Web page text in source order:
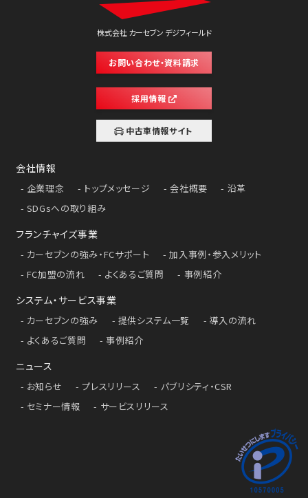
株式会社 カーセブン デジフィールド
お問い合わせ・資料請求
採用情報
中古車情報サイト
会社情報
企業理念 トップメッセージ 会社概要
沿革
SDGsへの取り組み
フランチャイズ事業
カーセブンの強み・FCサポート
加入事例・参入メリット
FC加盟の流れ
よくあるご質問 事例紹介
システム・サービス事業
カーセブンの強み 提供システム一覧
導入の流れ
よくあるご質問
事例紹介
ニュース
お知らせ プレスリリース
パブリシティ・CSR
セミナー情報
サービスリリース